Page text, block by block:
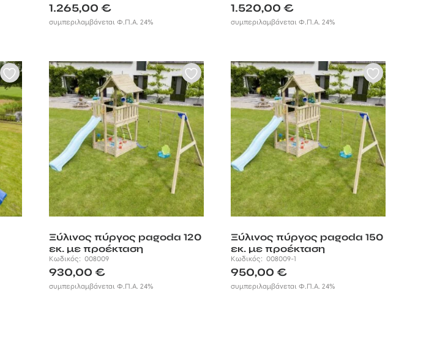
1.265,00 €
συμπεριλαμβάνεται Φ.Π.Α. 24%
1.520,00 €
συμπεριλαμβάνεται Φ.Π.Α. 24%
Ξύλινος πύργος pagoda 120
εκ. με προέκταση
Κωδικός: 008009
930,00 €
συμπεριλαμβάνεται Φ.Π.Α. 24%
Ξύλινος πύργος pagoda 150
εκ. με προέκταση
Κωδικός: 008009-1
950,00 €
συμπεριλαμβάνεται Φ.Π.Α. 24%